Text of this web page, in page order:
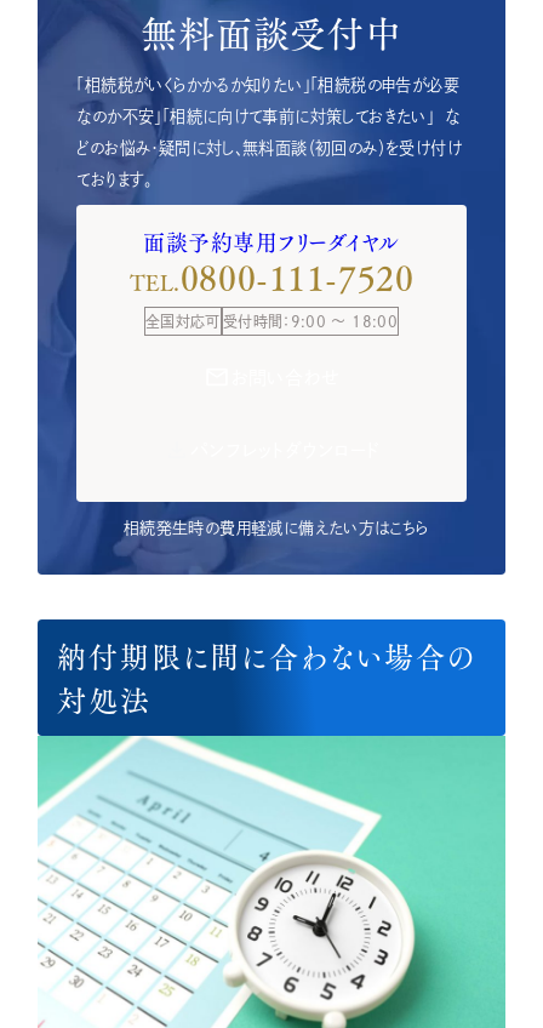
無料面談受付中
「相続税がいくらかかるか知りたい」「相続税の申告が必要
なのか不安」「相続に向けて事前に対策しておきたい」 な
どのお悩み・疑問に対し、無料面談（初回のみ）を受け付け
ております。
面談予約専用フリーダイヤル
TEL.0800-111-7520
全国対応可 受付時間：9:00 ～ 18:00
相続発生時の費用軽減に備えたい方はこちら
納付期限に間に合わない場合の
対処法